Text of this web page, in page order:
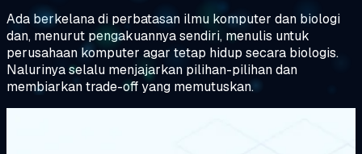
Ada berkelana di perbatasan ilmu komputer dan biologi
dan, menurut pengakuannya sendiri, menulis untuk
perusahaan komputer agar tetap hidup secara biologis.
Nalurinya selalu menjajarkan pilihan-pilihan dan
membiarkan trade-off yang memutuskan.